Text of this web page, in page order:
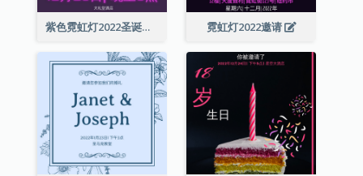
紫色霓虹灯2022圣诞晚会邀请函 霓虹灯2022邀请